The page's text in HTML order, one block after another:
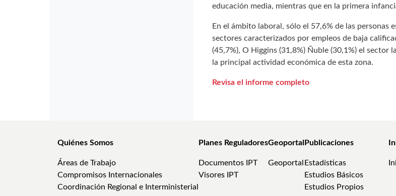
educación media, mientras que en la primera
En el ámbito laboral, sólo el 57,6% de las
sectores caracterizados por empleos de baja
(45,7%), O Higgins (31,8%) Ñuble (30,1%) el
la principal actividad económica de esta zona.
Revisa el informe completo
Quiénes Somos
Áreas de Trabajo
Compromisos Internacionales
Coordinación Regional e Interministerial
Planes Reguladores
Documentos IPT
Visores IPT
Geoportal
Geoportal
Publicaciones
Estadísticas
Estudios Básicos
Estudios Propios